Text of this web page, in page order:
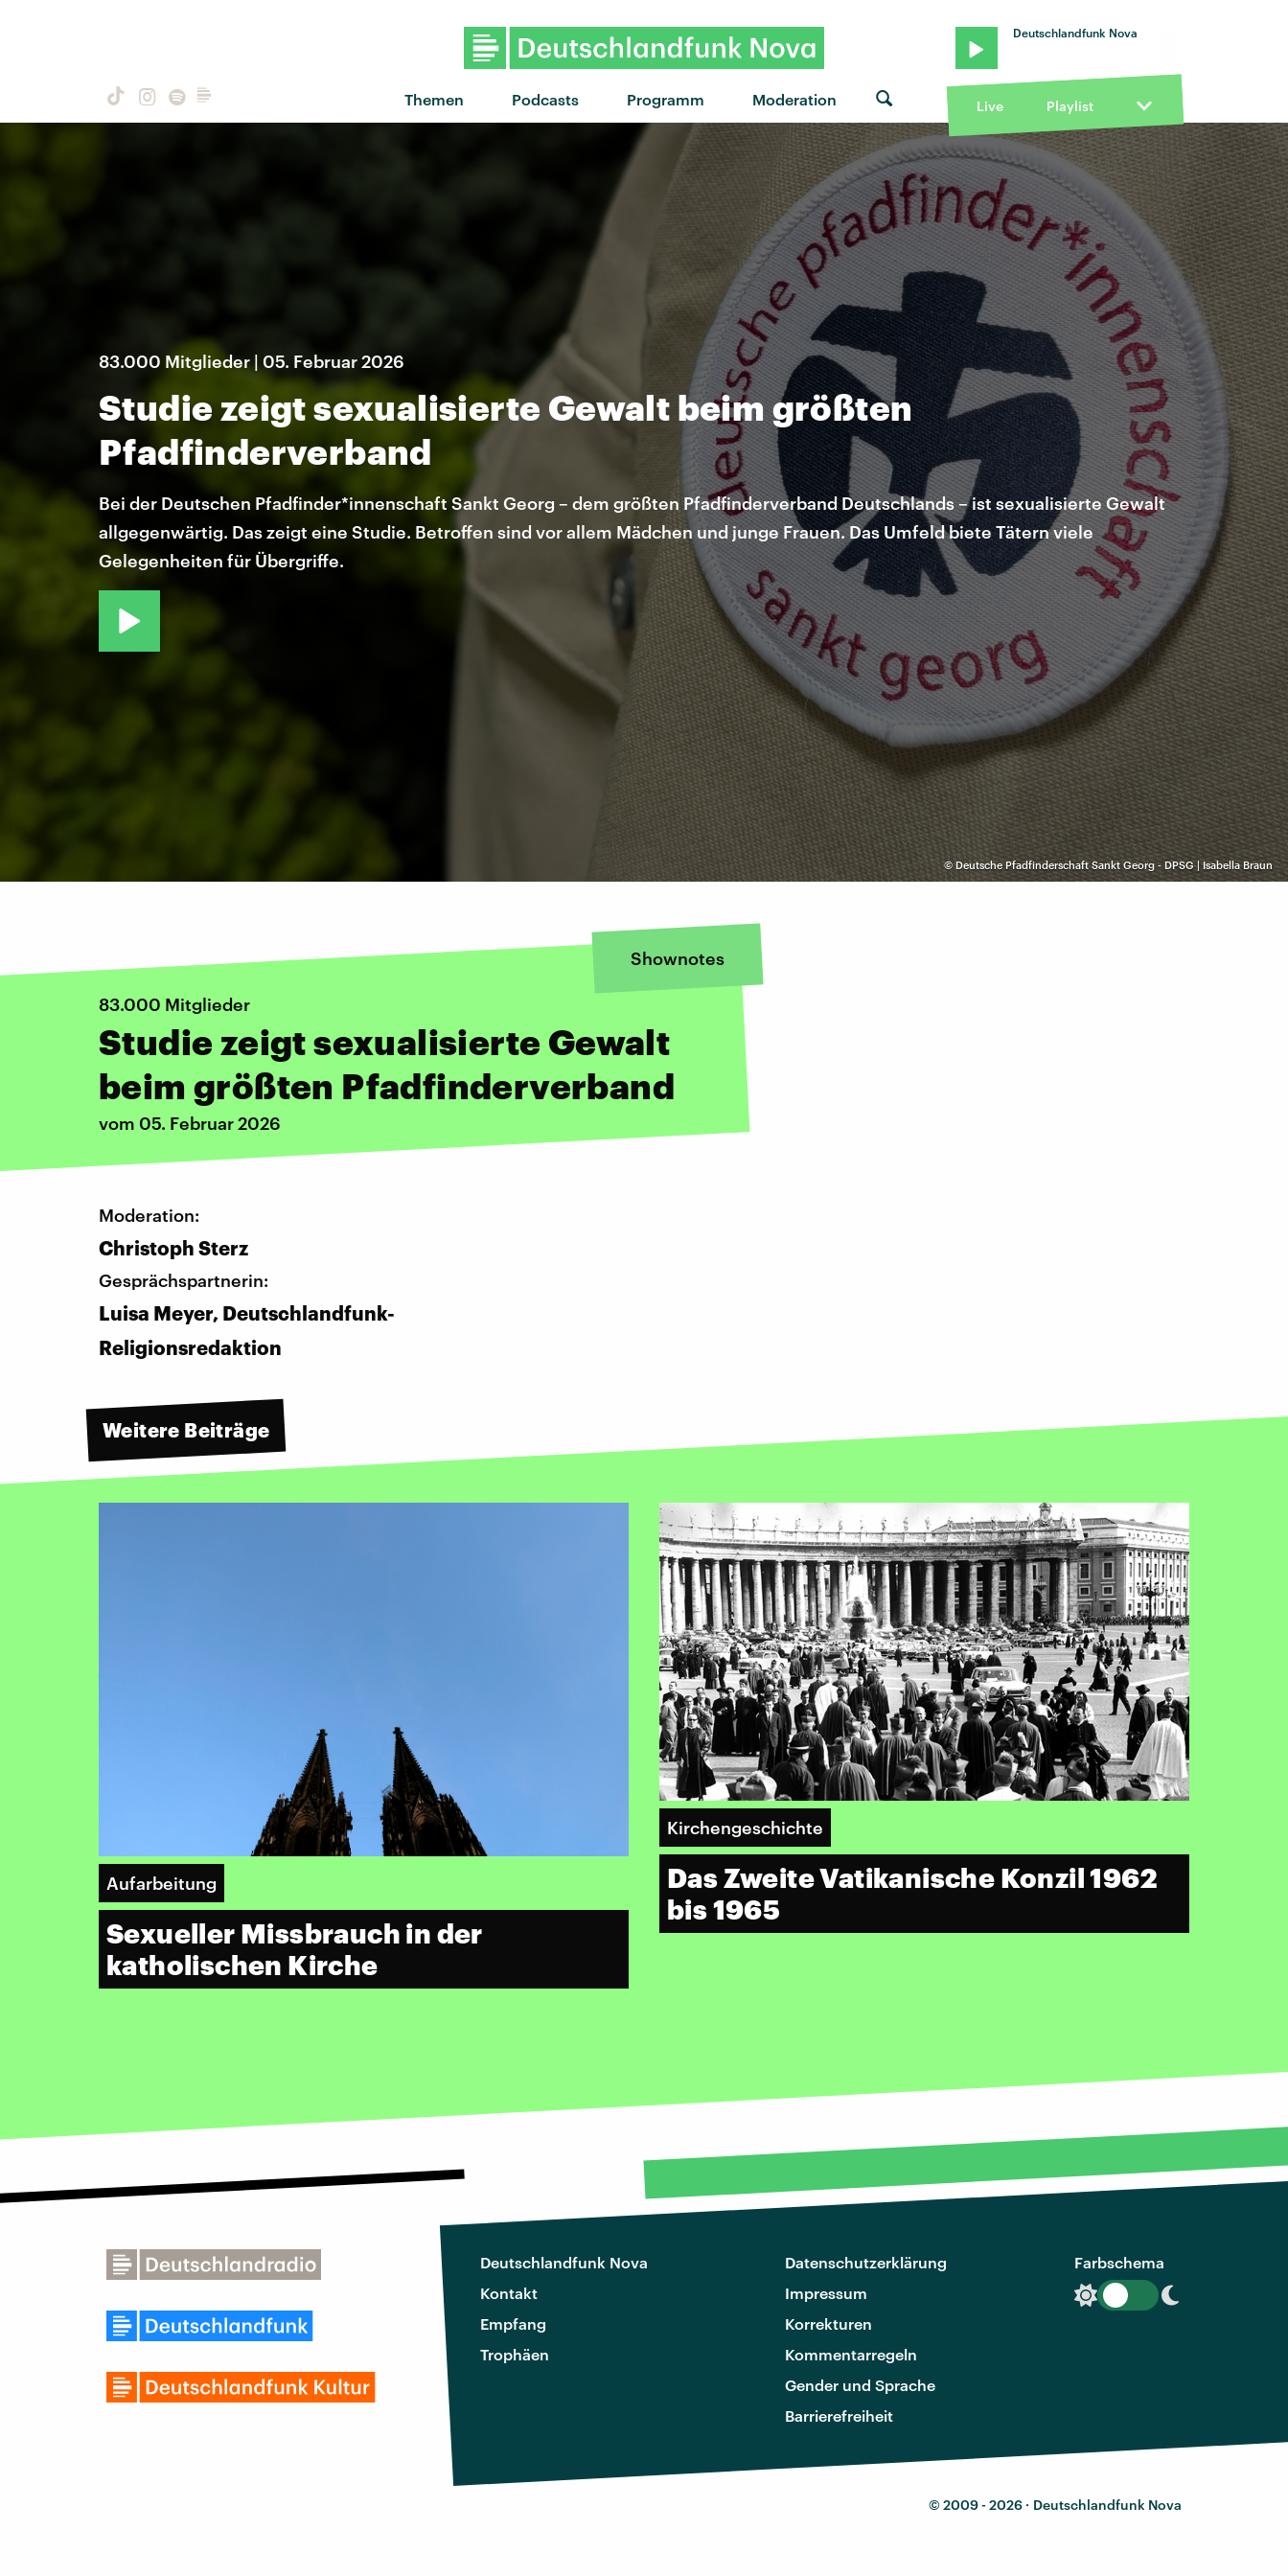
Themen Podcasts Programm Moderation
Deutschlandfunk Nova
Live Playlist
©Deutsche Pfadfinderschaft Sankt Georg - DPSG | Isabella Braun
83.000 Mitglieder | 05. Februar 2026
Studie zeigt sexualisierte Gewalt beim größten
Pfadfinderverband
Bei der Deutschen Pfadfinder*innenschaft Sankt Georg – dem größten Pfadfinderverband Deutschlands – ist sexualisierte Gewalt
allgegenwärtig. Das zeigt eine Studie. Betroffen sind vor allem Mädchen und junge Frauen. Das Umfeld biete Tätern viele
Gelegenheiten für Übergriffe.
Shownotes
83.000 Mitglieder
Studie zeigt sexualisierte Gewalt
beim größten Pfadfinderverband
vom 05. Februar 2026
Moderation:
Christoph Sterz
Gesprächspartnerin:
Luisa Meyer, Deutschlandfunk-
Religionsredaktion
Weitere Beiträge
Aufarbeitung
Sexueller Missbrauch in der
katholischen Kirche
Kirchengeschichte
Das Zweite Vatikanische Konzil 1962
bis 1965
Deutschlandfunk Nova
Kontakt
Empfang
Trophäen
Datenschutzerklärung
Impressum
Korrekturen
Kommentarregeln
Gender und Sprache
Barrierefreiheit
Farbschema
© 2009 - 2026 · Deutschlandfunk Nova